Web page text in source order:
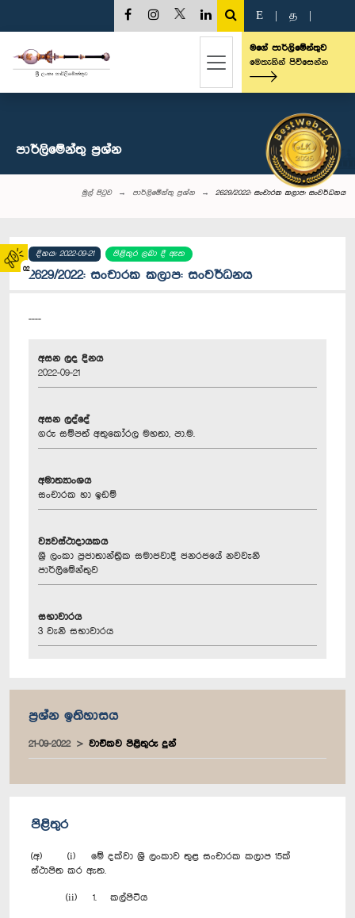
02
E த
මගේ පාර්ලිමේන්තුව
මෙතැනින් පිවිසෙන්න
පාර්ලි‌මේන්තු‌ ප්‍රශ්න
මුල් පිටුව පාර්ලි‌මේන්තු‌ ප්‍රශ්න 2629/2022: සංචාරක කලාප: සංවර්ධනය
දිනය: 2022-09-21 පිළිතුර ලබා දී ඇත
2629/2022: සංචාරක කලාප: සංවර්ධනය
----
අසන ලද දිනය
2022-09-21
අසන ලද්දේ
ගරු සම්පත් අතුකෝරල මහතා, පා.ම.
අමාත්‍යාංශය
සංචාරක හා ඉඩම්
ව්‍යවස්ථාදායකය
ශ්‍රී ලංකා ප්‍රජාතාන්ත්‍රික සමාජවාදී ජනරජයේ නවවැනි
පාර්ලිමේන්තුව
සභාවාරය
3 වැනි සභාවාරය
ප්‍රශ්න ඉතිහාසය
21-09-2022 වාචිකව පිළිතුරු දුන්
පිළිතුර
(අ) (i) මේ දක්වා ශ්‍රී ලංකාව තුළ සංචාරක කලාප 15ක්
ස්ථාපිත කර ඇත.
(ii) 1. කල්පිටිය